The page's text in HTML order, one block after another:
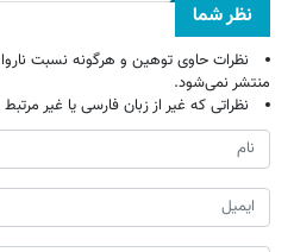
نظر شما
نظرات حاوی توهین و هرگونه نسبت
منتشر نمی‌شود.
نظراتی که غیر از زبان فارسی یا غیر